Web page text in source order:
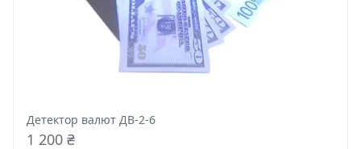
Детектор валют ДВ-2-6
1 200 ₴